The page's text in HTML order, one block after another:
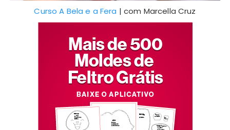
Curso A Bela e a Fera | com Marcella Cruz